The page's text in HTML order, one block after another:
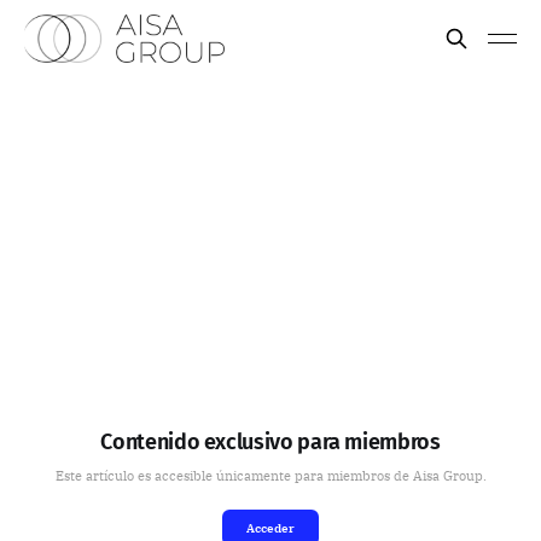
Contenido exclusivo para miembros
Este artículo es accesible únicamente para miembros de Aisa Group.
Acceder